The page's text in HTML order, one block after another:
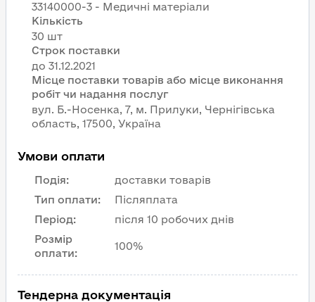
33140000-3 - Медичні матеріали
Кількість
30 шт
Строк поставки
Місце поставки товарів або місце виконання
робіт чи надання послуг
вул. Б.-Носенка, 7, м. Прилуки, Чернігівська
область, 17500, Україна
Умови оплати
Подія:
доставки товарів
Тип оплати:
Післяплата
Період:
після 10 робочих днів
Розмір
оплати:
100%
Тендерна документація